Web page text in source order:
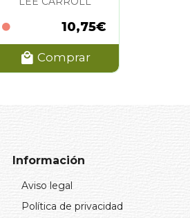
10,75€
Comprar
Información
Aviso legal
Política de privacidad